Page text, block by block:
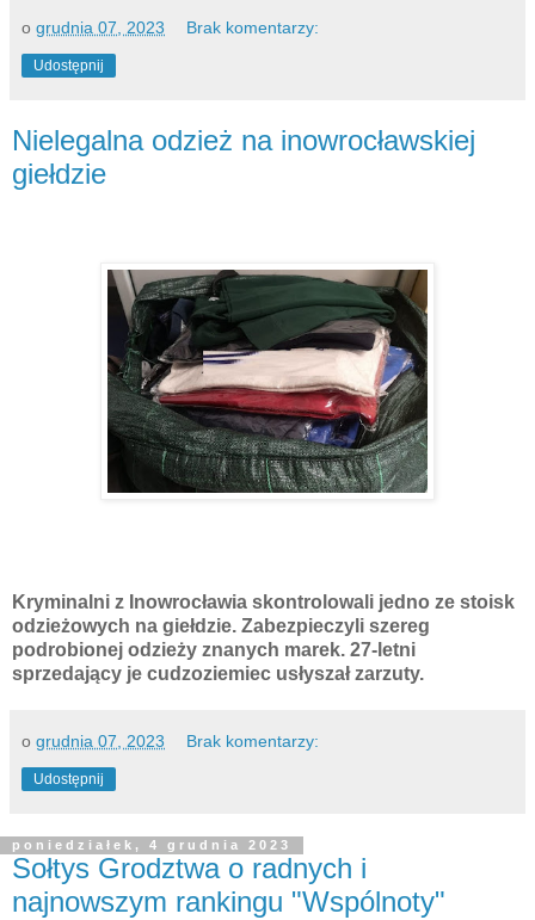
o grudnia 07, 2023 Brak komentarzy:
Udostępnij
Nielegalna odzież na inowrocławskiej
giełdzie
Kryminalni z Inowrocławia skontrolowali jedno ze stoisk
odzieżowych na giełdzie. Zabezpieczyli szereg
podrobionej odzieży znanych marek. 27-letni
sprzedający je cudzoziemiec usłyszał zarzuty.
o grudnia 07, 2023 Brak komentarzy:
Udostępnij
poniedziałek, 4 grudnia 2023
Sołtys Grodztwa o radnych i
najnowszym rankingu "Wspólnoty"